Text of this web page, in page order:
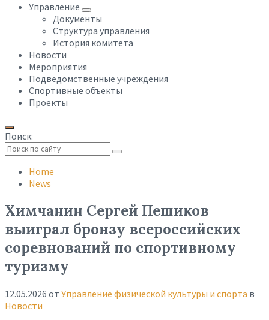
Управление
Документы
Структура управления
История комитета
Новости
Мероприятия
Подведомственные учреждения
Спортивные объекты
Проекты
Поиск:
search
Home
News
Химчанин Сергей Пешиков
выиграл бронзу всероссийских
соревнований по спортивному
туризму
12.05.2026 от Управление физической культуры и спорта в
Новости